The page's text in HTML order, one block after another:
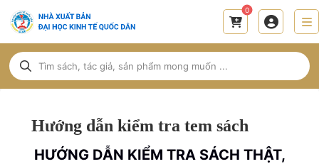
0
Hướng dẫn kiểm tra tem sách
HƯỚNG DẪN KIỂM TRA SÁCH THẬT,